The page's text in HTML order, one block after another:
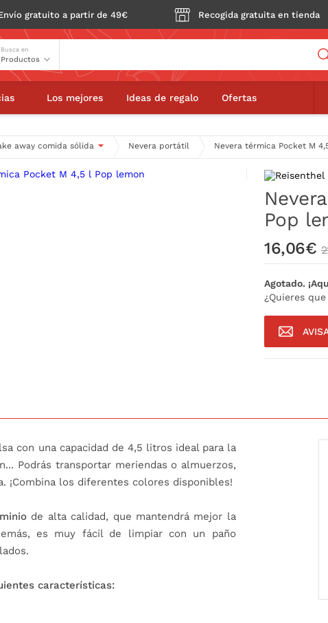
gratuito a partir de 49€ Recogida gratuita en tienda
Busca en
Los mejores Ideas de regalo Ofertas
away comida sólida Nevera portátil Nevera térmica Pocket M
Nevera térmica Pocket M 4,5 l Pop lemon
Pop
16,06€
Agotado.
¿Quieres
con una capacidad de 4,5 litros ideal para la
Podrás transportar meriendas o almuerzos,
¡Combina los diferentes colores disponibles!
de alta calidad, que mantendrá mejor la
es muy fácil de limpiar con un paño
características: